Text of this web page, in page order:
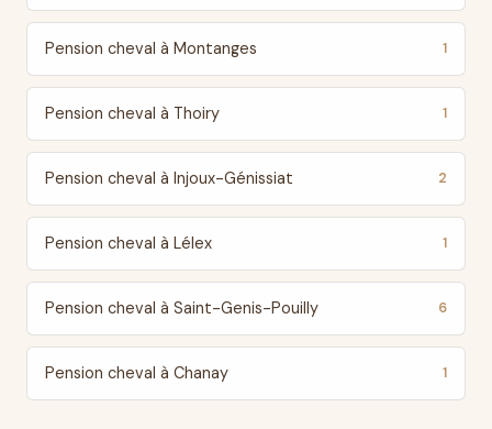
Pension cheval à Montanges 1
Pension cheval à Thoiry 1
Pension cheval à Injoux-Génissiat 2
Pension cheval à Lélex 1
Pension cheval à Saint-Genis-Pouilly 6
Pension cheval à Chanay 1